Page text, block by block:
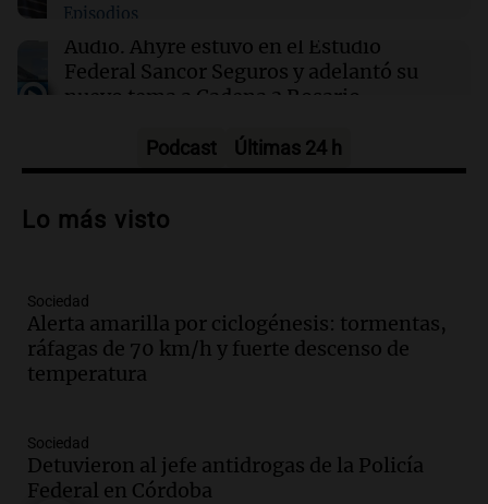
19:53 Mundo
La Fiscalía de Guatemala admite ante la CIDH
la cooptación por grupos de poder
Episodios
Audio. Ahyre estuvo en el Estudio
Federal Sancor Seguros y adelantó su
nuevo tema a Cadena 3 Rosario.
Audio.Cierre del Paso Internacional
nieve se extiende a 22 días
Audio.
prácticas docentes en Córdoba para
enriquecer su formación educativa
Panorama Federal
Audio.
colaboración con la municipalidad para
la educación y parques
Podcast Últimas 24 h
Lo más visto
Sociedad
Alerta amarilla por ciclogénesis: tormentas,
ráfagas de 70 km/h y fuerte descenso de
temperatura
Sociedad
Detuvieron al jefe antidrogas de la Policía
Federal en Córdoba